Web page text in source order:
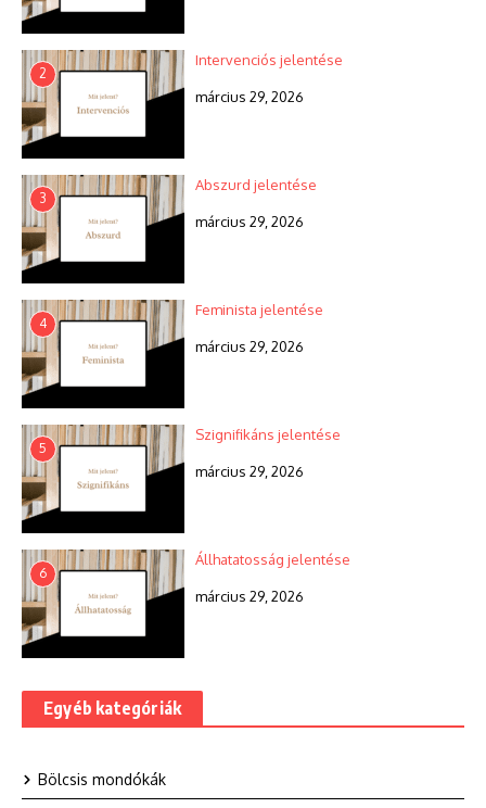
2
Intervenciós jelentése
március 29, 2026
3
Abszurd jelentése
március 29, 2026
4
Feminista jelentése
március 29, 2026
5
Szignifikáns jelentése
március 29, 2026
6
Állhatatosság jelentése
március 29, 2026
Egyéb kategóriák
Bölcsis mondókák